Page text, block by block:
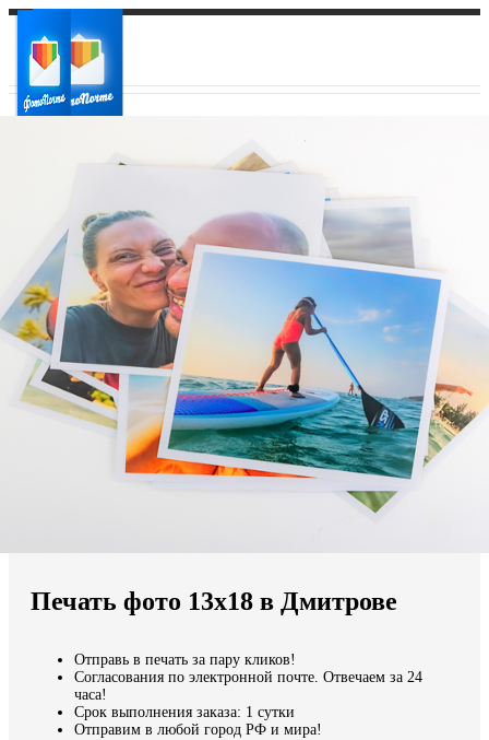
Ваш регион доставки
Выберите из списка:
Мы доставляем по всему миру
Продолжить без города
Печать фото 13х18 в Дмитрове
Отправь в печать за пару кликов!
Согласования по электронной почте. Отвечаем за 24
часа!
Срок выполнения заказа: 1 сутки
Отправим в любой город РФ и мира!